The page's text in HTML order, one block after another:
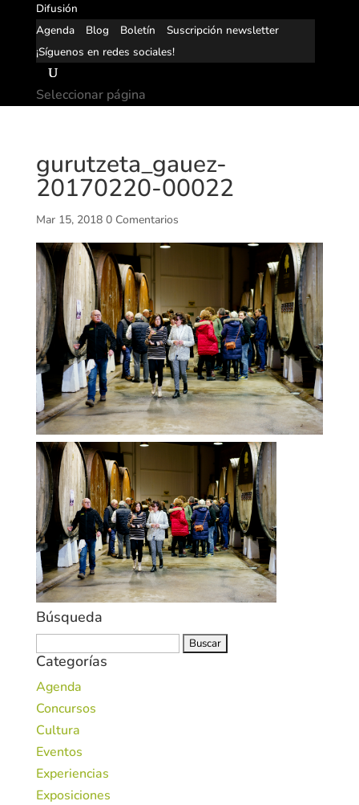
Difusión
Agenda
Blog Boletín
Suscripción newsletter
¡Síguenos en redes sociales!
Seleccionar página
gurutzeta_gauez-
20170220-00022
Mar 15, 2018 0 Comentarios
Búsqueda
Categorías
Agenda
Concursos
Cultura
Eventos
Experiencias
Exposiciones